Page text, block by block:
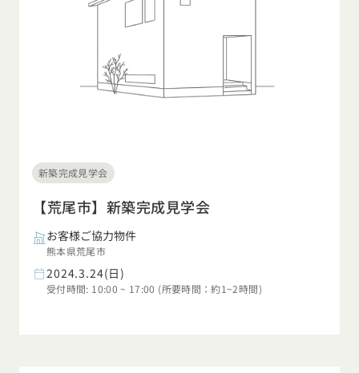
新築完成見学会
【荒尾市】新築完成見学会
お客様ご協力物件
熊本県荒尾市
2024.3.24(日)
受付時間: 10:00 ~ 17:00 (所要時間：約1~2時間)